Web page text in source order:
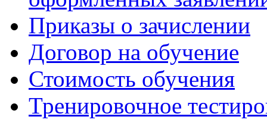
Приказы о зачислении
Договор на обучение
Стоимость обучения
Тренировочное